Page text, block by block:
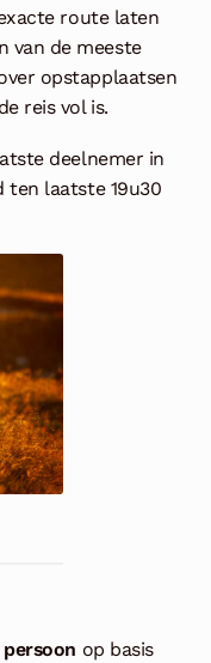
route laten
van de meeste
opstapplaatsen
reis vol is.
deelnemer in
ten laatste 19u30
op basis